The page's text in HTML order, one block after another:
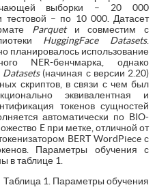
выборки – 20 000
тестовой – по 10 000. Датасет
Parquetи совместим с
HuggingFace Datasets.
планировалось использование
NER-бенчмарка, однако
Datasets(начиная с версии 2.20)
скриптов, в связи с чем был
эквивалентная и
токенов сущностей
автоматически по BIO-
E при метке, отличной от
BERT WordPiece с
Параметры обучения с
в таблице 1.
Таблица 1. Параметры обучения